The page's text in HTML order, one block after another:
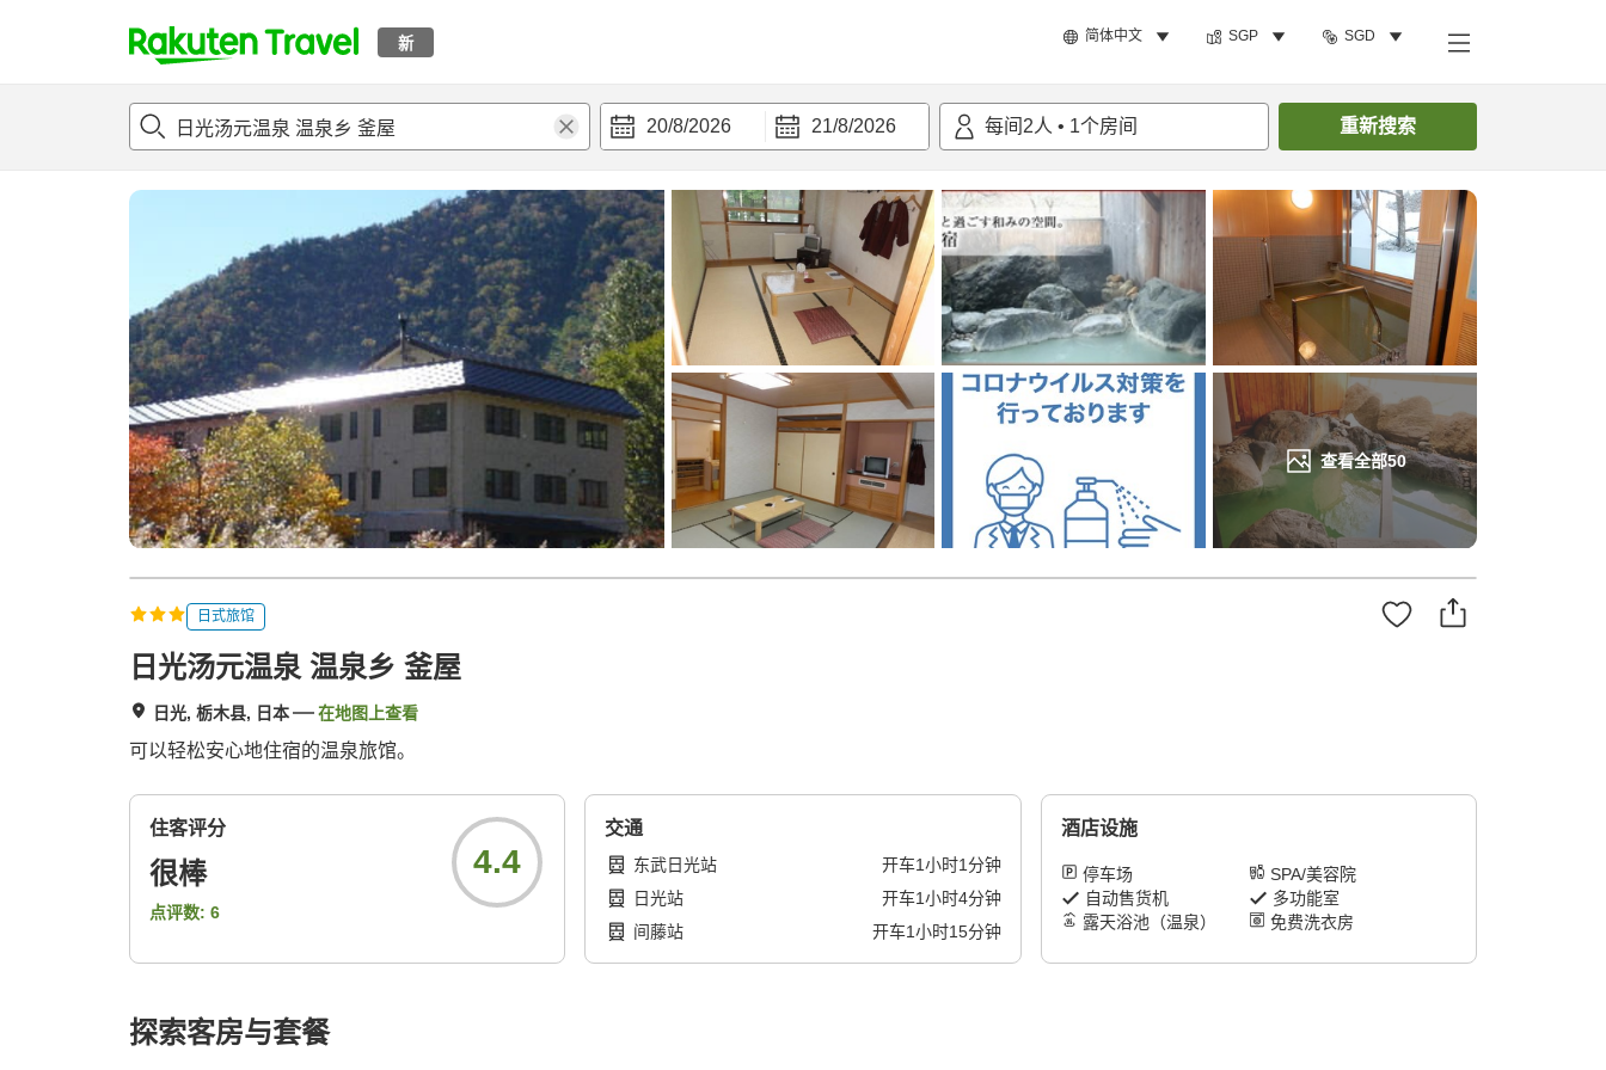
新 简体中文 SGP SGD
t
p
a
e
a
r
c
h
20/8/2026 21/8/2026 每间 2人 • 1个房间 重新搜索
查看全部50
概况 客房及住宿套餐评论 设施 搜索客房
日式旅馆
日光汤元温泉 温泉乡 釜屋
日光, 栃木县, 日本 在地图上查看
可以轻松安心地住宿的温泉旅馆。
住客评分
很棒
点评数: 6
4.4
交通
东武日光站 开车1小时1分钟
日光站
开车1小时4分钟
间藤站
开车1小时15分钟
酒店设施
停车场
SPA/美容院
自动售货机
多功能室
露天浴池（温泉）
免费洗衣房
探索客房与套餐